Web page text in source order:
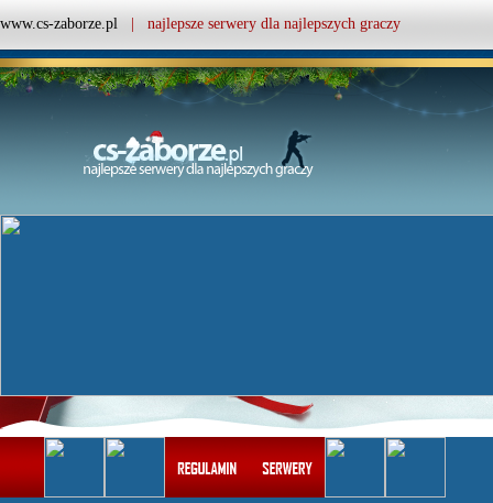
www.cs-zaborze.pl | najlepsze serwery dla najlepszych graczy